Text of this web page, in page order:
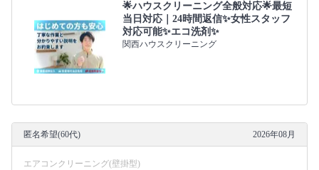
🌟ハウスクリーニング全般対応🌟最短
当日対応｜24時間返信✨女性スタッフ
対応可能✨エコ洗剤✨
関西ハウスクリーニング
匿名希望(60代) 2026年08月
エアコンクリーニング(壁掛型)